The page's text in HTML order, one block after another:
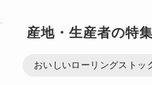
産地・生産者の特集
おいしいローリングストッ